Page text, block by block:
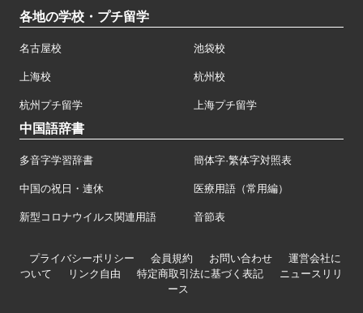
各地の学校・プチ留学
名古屋校 池袋校
上海校 杭州校
杭州プチ留学 上海プチ留学
中国語辞書
多音字学習辞書 簡体字·繁体字対照表
中国の祝日・連休 医療用語（常用編）
新型コロナウイルス関連用語 音節表
プライバシーポリシー 会員規約 お問い合わせ
運営会社に
ついて
リンク自由 特定商取引法に基づく表記
ニュースリリ
ース